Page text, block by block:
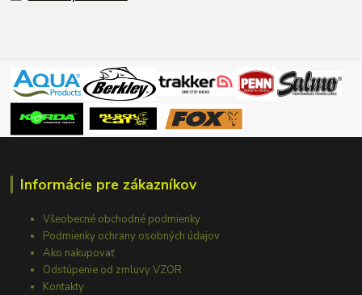
Informácie pre zákazníkov
Všeobecné obchodné podmienky
Podmienky ochrany osobných údajov
Ako nakupovať
Odstúpenie od zmluvy VZOR
Kontakty